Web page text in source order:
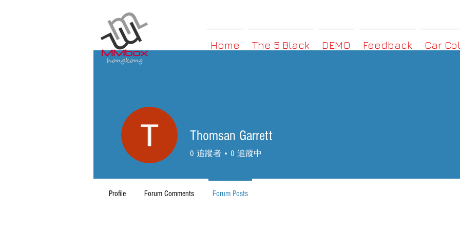
Home The 5 Black DEMO Feedback Car
Thomsan Garrett
0 追蹤者 0 追蹤中
Profile Forum Comments Forum Posts